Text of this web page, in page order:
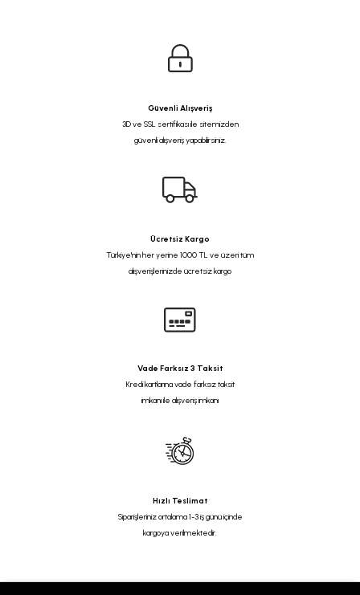
Güvenli Alışveriş
3D ve SSL sertifikası ile sitemizden
güvenli alışveriş yapabilirsiniz.
Ücretsiz Kargo
Türkiye'nin her yerine 1000 TL ve üzeri tüm
alışverişlerinizde ücretsiz kargo
Vade Farksız 3 Taksit
Kredi kartlarına vade farksız taksit
imkanı ile alışveriş imkanı
Hızlı Teslimat
Siparişleriniz ortalama 1-3 iş günü içinde
kargoya verilmektedir.